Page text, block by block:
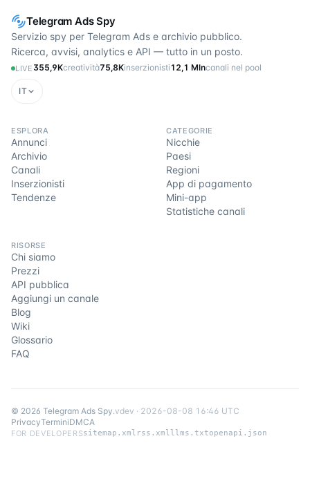
Telegram Ads Spy
Servizio spy per Telegram Ads e archivio pubblico.
Ricerca, avvisi, analytics e API — tutto in un posto.
LIVE 355,9Kcreatività75,8Kinserzionisti12,1 Mlncanali nel pool
IT
ESPLORA
Annunci
Archivio
Canali
Inserzionisti
Tendenze
CATEGORIE
Nicchie
Paesi
Regioni
App di pagamento
Mini-app
Statistiche canali
RISORSE
Chi siamo
Prezzi
API pubblica
Aggiungi un canale
Blog
Wiki
Glossario
FAQ
© 2026 Telegram Ads Spy.vdev · 2026-08-08 16:46 UTC
PrivacyTerminiDMCA
FOR DEVELOPERSsitemap.xml rss.xmlllms.txtopenapi.json